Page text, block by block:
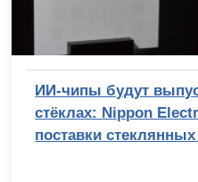
ИИ-чипы будут
стёклах: Nippon
поставки